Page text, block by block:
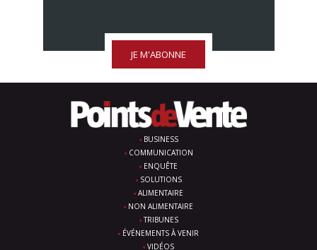
JE M'ABONNE
BUSINESS
COMMUNICATION
ENQUÊTE
SOLUTIONS
ALIMENTAIRE
NON ALIMENTAIRE
TRIBUNES
ÉVÉNEMENTS À VENIR
VIDÉOS